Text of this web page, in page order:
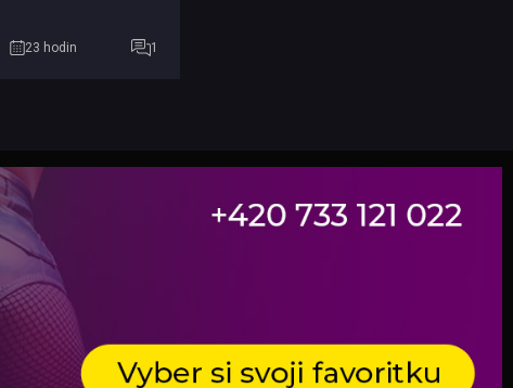
23 hodin 1